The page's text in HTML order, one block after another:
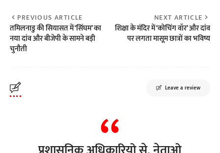
PREVIOUS ARTICLE
तमिलनाडु की सियासत में ‘सिंघम’ का
नया दांव और बीजेपी के सामने बड़ी
चुनौती
NEXT ARTICLE
शिक्षा के मंदिर में ‘कोचिंग वॉर’ और दांव
पर लगता मासूम छात्रों का भविष्य
Leave a review